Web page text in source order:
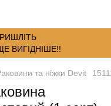
ВИГІДНІШЕ!!
та ніжки Devit